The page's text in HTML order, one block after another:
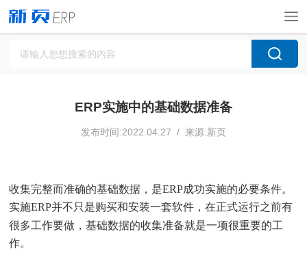
ERP实施中的基础数据准备
发布时间:2022.04.27 / 来源:新页
收集完整而准确的基础数据，是ERP成功实施的必要条件。
实施ERP并不只是购买和安装一套软件，在正式运行之前有
很多工作要做，基础数据的收集准备就是一项很重要的工
作。